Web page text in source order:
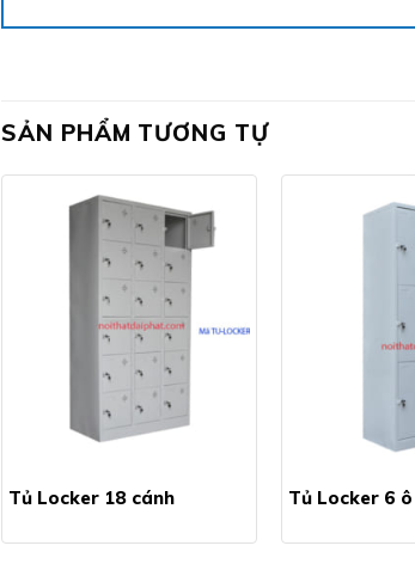
SẢN PHẨM TƯƠNG TỰ
Tủ Locker 18 cánh Tủ Locker 6 ô